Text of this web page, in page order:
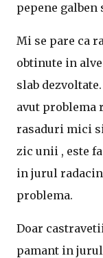
pepene galben
Mi se pare ca
obtinute in
slab
avut problema
rasaduri mici
zic unii , este
in jurul
problema.
Doar
pamant in